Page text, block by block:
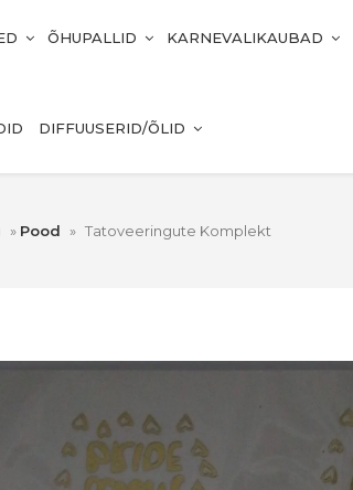
ÕHUPALLID KARNEVALIKAUBAD
DIFFUUSERID/ÕLID
» Pood » Tatoveeringute Komplekt